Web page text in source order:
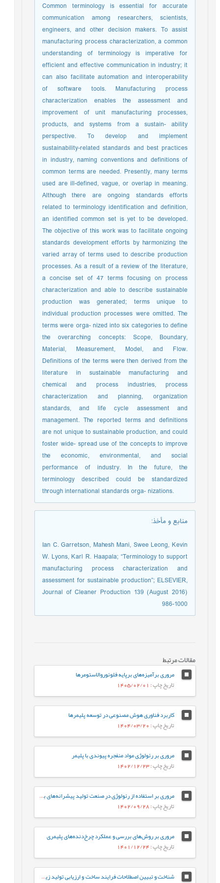
Common terminology is essential for accurate
communication among researchers, scientists,
engineers, and other decision makers. To assist
manufacturing process characterization, a common
understanding of terminology is imperative for
efficient and effective communication in industry; it
can also facilitate automation and interoperability
of software tools. Manufacturing process
characterization enables the assessment and
improvement of unit manufacturing processes,
products, and systems from a sustain- ability
perspective. To develop and implement
sustainability-related standards and best practices
in industry, naming conventions and definitions of
common terms are needed. Presently, many terms
used are ill-defined, vague, or overlap in meaning.
Although there are ongoing standards efforts
related to terminology identification and definition,
an identified common set is yet to be developed.
The objective of this work was to facilitate ongoing
standards development efforts by harmonizing the
varied array of terms used to describe production
processes. As a result of a review of the literature,
a concise set of 47 terms focusing on process
characterization and able to describe sustainable
production was generated; terms unique to
individual production processes were omitted. The
terms were orga- nized into six categories to define
the overarching concepts: Scope, Boundary,
Material, Measurement, Model, and Flow.
Definitions of the terms were then derived from the
literature in sustainable manufacturing and
chemical and process industries, process
characterization and planning, organization
standards, and life cycle assessment and
management. The reported terms and definitions
are not unique to sustainable production, and could
foster wide- spread use of the concepts to improve
the economic, environmental, and social
performance of industry. In the future, the
terminology described could be standardized
through international standards orga- nizations.
منابع و مأخذ:
Ian C. Garretson, Mahesh Mani, Swee Leong, Kevin
W. Lyons, Karl R. Haapala; “Terminology to support
manufacturing process characterization and
assessment for sustainable production”; ELSEVIER,
Journal of Cleaner Production 139 (August 2016)
986-1000
مقالات مرتبط
مروری برآمیزه‌های برپایه فلوئوروالاستومرها
تاریخ چاپ: 1405/02/01
کاربرد فناوری هوش مصنوعی در توسعه پلیمرها
تاریخ چاپ: 1404/03/20
مروری بر رئولوژی مواد منفجره پیوندی با پلیمر
تاریخ چاپ: 1402/12/23
مروری بر استفاده از رئولوژی در صنعت تولید پیشرانه‌های بر پایه پلیمر نیتروسلولز
تاریخ چاپ: 1402/09/28
مروری بر روش‌های بررسی و عملکرد چرخ‌دنده‌های پلیمری
تاریخ چاپ: 1401/12/24
شناخت و تبیین اصطلاحات فرایند ساخت و ارزیابی تولید زیست‌پایدار-بخش اول؛ معرفي و تاريخچه